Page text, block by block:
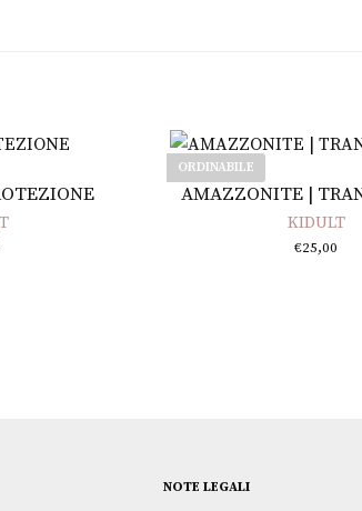
ORDINABILE
Leggi tutto
AMAZZONITE |
KIDULT
€25,00
NOTE LEGALI